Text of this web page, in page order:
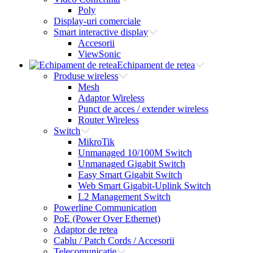
Poly
Display-uri comerciale
Smart interactive display
Accesorii
ViewSonic
Echipament de retea
Produse wireless
Mesh
Adaptor Wireless
Punct de acces / extender wireless
Router Wireless
Switch
MikroTik
Unmanaged 10/100M Switch
Unmanaged Gigabit Switch
Easy Smart Gigabit Switch
Web Smart Gigabit-Uplink Switch
L2 Management Switch
Powerline Communication
PoE (Power Over Ethernet)
Adaptor de retea
Cablu / Patch Cords / Accesorii